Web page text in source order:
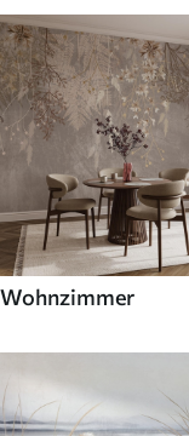
Wohnzimmer